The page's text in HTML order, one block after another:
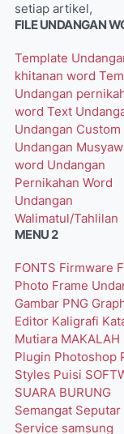
setiap artikel,
FILE UNDANGAN
Template
khitanan word
Undangan
word Text
Undangan Custom
Undangan
word Undangan
Pernikahan Word
Undangan
Walimatul/Tahlilan
MENU 2
FONTS Firmware
Photo Frame
Gambar PNG
Editor Kaligrafi
Mutiara MAKALAH
Plugin Photoshop
Styles Puisi
SUARA BURUNG
Semangat Seputar
Service samsung